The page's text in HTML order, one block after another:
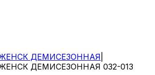
ЖЕНСК ДЕМИСЕЗОННАЯ
ДЕМИСЕЗОННАЯ 032-013